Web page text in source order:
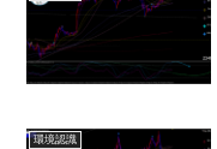
環境認識